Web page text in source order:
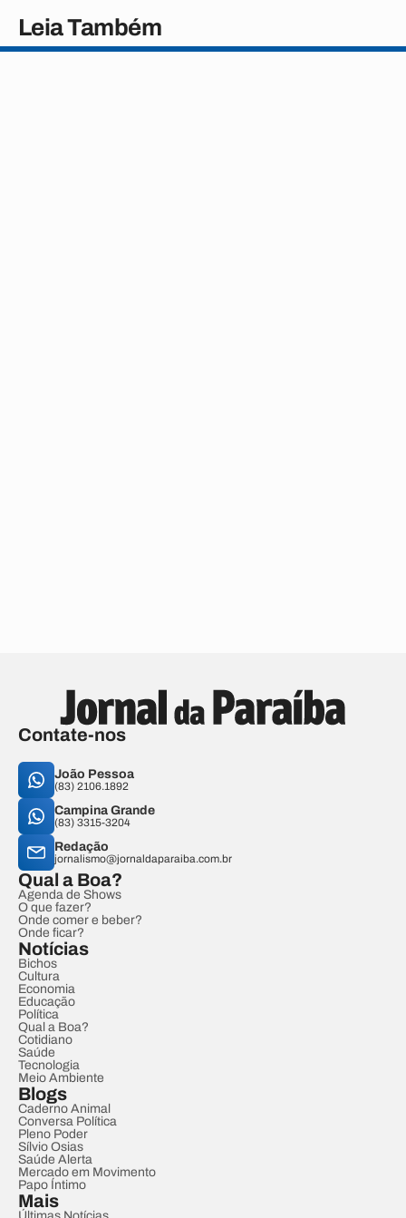
Leia Também
Contate-nos
João Pessoa
(83) 2106.1892
Campina Grande
(83) 3315-3204
Redação
jornalismo@jornaldaparaiba.com.br
Qual a Boa?
Agenda de Shows
O que fazer?
Onde comer e beber?
Onde ficar?
Notícias
Bichos
Cultura
Economia
Educação
Política
Qual a Boa?
Cotidiano
Saúde
Tecnologia
Meio Ambiente
Blogs
Caderno Animal
Conversa Política
Pleno Poder
Sílvio Osias
Saúde Alerta
Mercado em Movimento
Papo Íntimo
Mais